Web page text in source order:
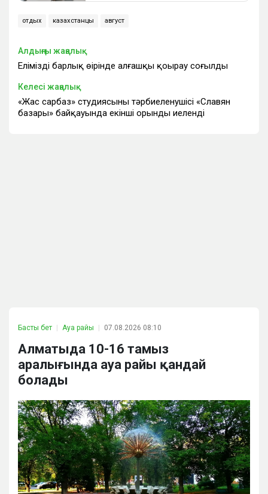
отдых казахстанцы август
Алдыңғы жаңалық
Еліміздің барлық өңірінде алғашқы қоңырау соғылды
Келесі жаңалық
«Жас сарбаз» студиясының тәрбиеленушісі «Славян
базары» байқауында екінші орынды иеленді
Басты бет Ауа райы 07.08.2026 08:10
Алматыда 10-16 тамыз
аралығында ауа райы қандай
болады